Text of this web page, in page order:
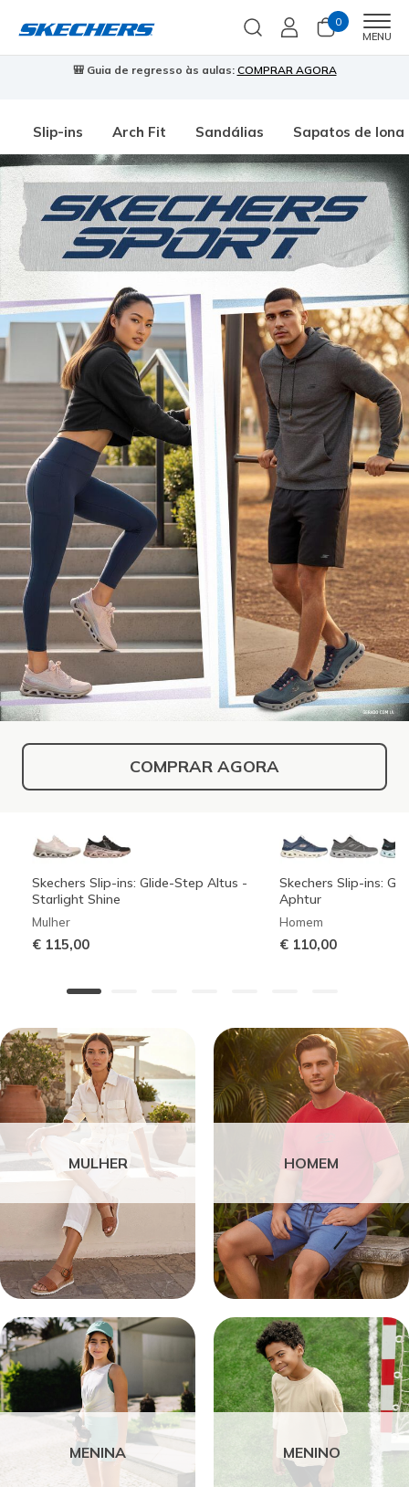
0
MENU
🎒 Guia de regresso às aulas: COMPRAR AGORA
Slip-ins Arch Fit Sandálias Sapatos de lona
COMPRAR AGORA
Skechers Slip-ins: Glide-Step Altus -
Starlight Shine
Mulher
€ 115,00
Skechers Slip-ins:
Aphtur
Homem
€ 110,00
MULHER HOMEM
MENINA MENINO